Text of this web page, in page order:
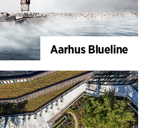
Aarhus Blueline